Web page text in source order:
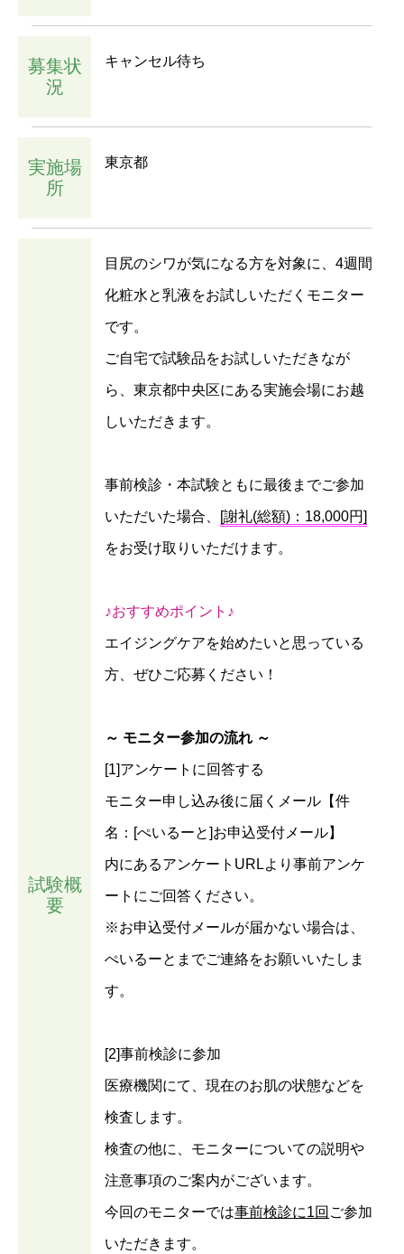
募集状
況
キャンセル待ち
実施場
所
東京都
試験概
要
目尻のシワが気になる方を対象に、4週間
化粧水と乳液をお試しいただくモニター
です。
ご自宅で試験品をお試しいただきなが
ら、東京都中央区にある実施会場にお越
しいただきます。
事前検診・本試験ともに最後までご参加
いただいた場合、 [謝礼(総額)：18,000円]
をお受け取りいただけます。
♪おすすめポイント♪
エイジングケアを始めたいと思っている
方、ぜひご応募ください！
～ モニター参加の流れ ～
[1]アンケートに回答する
モニター申し込み後に届くメール【件
名：[ぺいるーと]お申込受付メール】
内にあるアンケートURLより事前アンケ
ートにご回答ください。
※お申込受付メールが届かない場合は、
ぺいるーとまでご連絡をお願いいたしま
す。
[2]事前検診に参加
医療機関にて、現在のお肌の状態などを
検査します。
検査の他に、モニターについての説明や
注意事項のご案内がございます。
今回のモニターでは事前検診に1回 ご参加
いただきます。